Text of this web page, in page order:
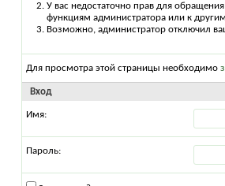
У вас недостаточно прав для
функциям администратора или к
Возможно, администратор отключил
Для просмотра этой страницы необходимо
Вход
Имя:
Пароль: